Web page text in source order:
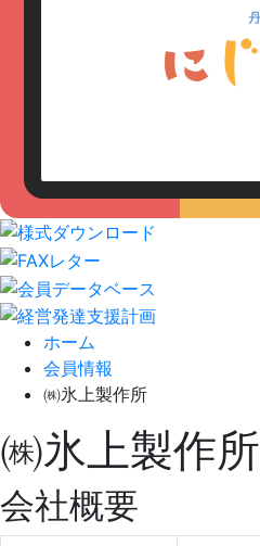
ホーム
会員情報
㈱氷上製作所
㈱氷上製作所
会社概要